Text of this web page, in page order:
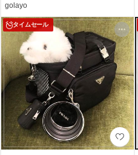
golayo
タイムセール